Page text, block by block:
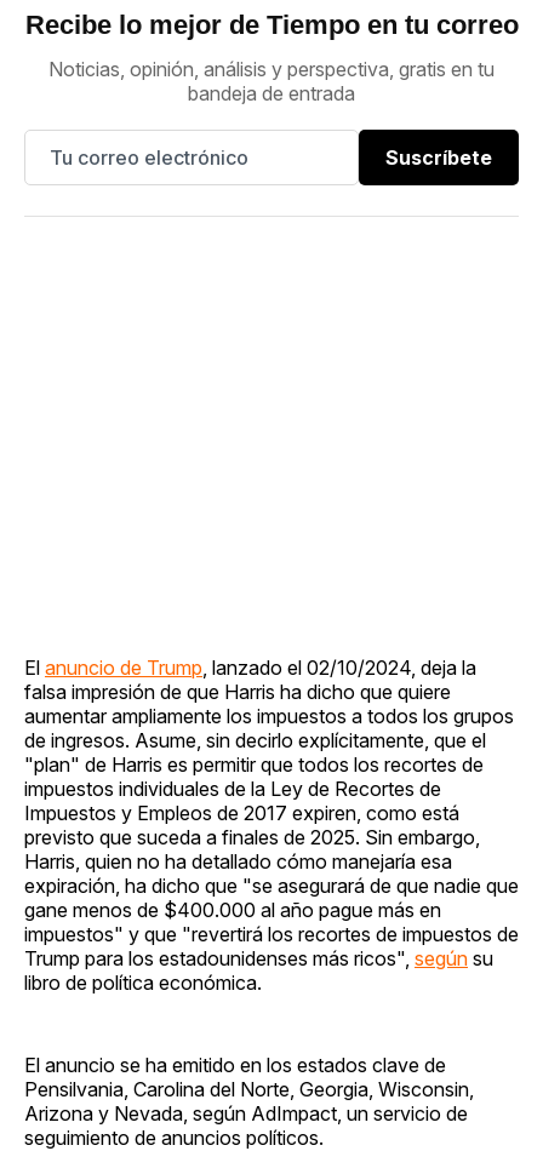
Recibe lo mejor de Tiempo en tu correo
Noticias, opinión, análisis y perspectiva, gratis en tu
bandeja de entrada
Suscríbete
El anuncio de Trump , lanzado el 02/10/2024, deja la
falsa impresión de que Harris ha dicho que quiere
aumentar ampliamente los impuestos a todos los grupos
de ingresos. Asume, sin decirlo explícitamente, que el
"plan" de Harris es permitir que todos los recortes de
impuestos individuales de la Ley de Recortes de
Impuestos y Empleos de 2017 expiren, como está
previsto que suceda a finales de 2025. Sin embargo,
Harris, quien no ha detallado cómo manejaría esa
expiración, ha dicho que "se asegurará de que nadie que
gane menos de $400.000 al año pague más en
impuestos" y que "revertirá los recortes de impuestos de
Trump para los estadounidenses más ricos", según su
libro de política económica.
El anuncio se ha emitido en los estados clave de
Pensilvania, Carolina del Norte, Georgia, Wisconsin,
Arizona y Nevada, según AdImpact, un servicio de
seguimiento de anuncios políticos.